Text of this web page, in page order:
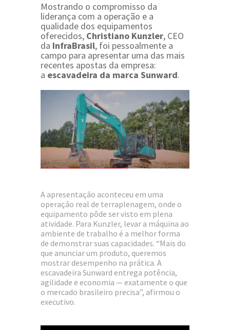
Mostrando o compromisso da
liderança com a operação e a
qualidade dos equipamentos
oferecidos, Christiano Kunzler, CEO
da InfraBrasil, foi pessoalmente a
campo para apresentar uma das mais
recentes apostas da empresa:
a escavadeira da marca Sunward.
A apresentação aconteceu em uma
operação real de terraplenagem, onde o
equipamento pôde ser visto em plena
atividade. Para Kunzler, levar a máquina ao
ambiente de trabalho é a melhor forma
de demonstrar suas capacidades. “Mais do
que anunciar um produto, queremos
mostrar desempenho na prática. A
escavadeira Sunward entrega potência,
agilidade e economia — exatamente o que
o mercado brasileiro precisa”, afirmou o
executivo.